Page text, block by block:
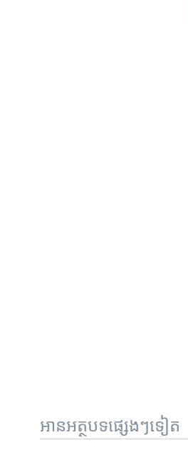
អានអត្ថបទផ្សេងៗទៀត